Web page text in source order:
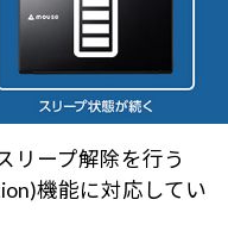
リープ解除を行う
機能に対応してい